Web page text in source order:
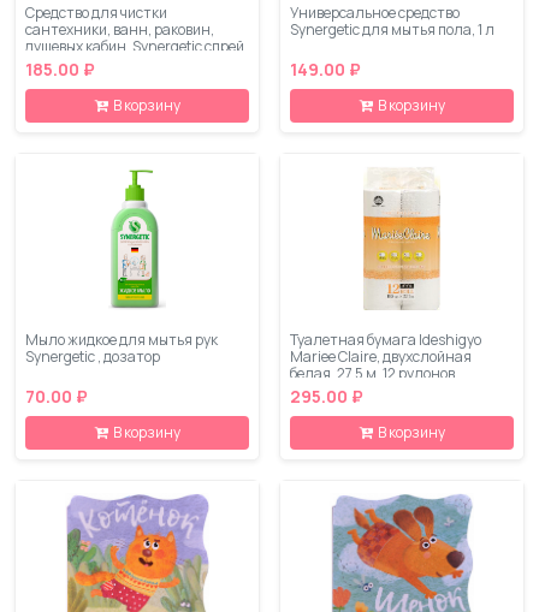
Средство для чистки
сантехники, ванн, раковин,
душевых кабин, Synergetic спрей,
500 мл
185.00 ₽
В корзину
Универсальное средство
Synergetic для мытья пола, 1 л
149.00 ₽
В корзину
Мыло жидкое для мытья рук
Synergetic , дозатор
70.00 ₽
В корзину
Туалетная бумага Ideshigyo
Mariee Claire, двухслойная
белая, 27.5 м, 12 рулонов
295.00 ₽
В корзину